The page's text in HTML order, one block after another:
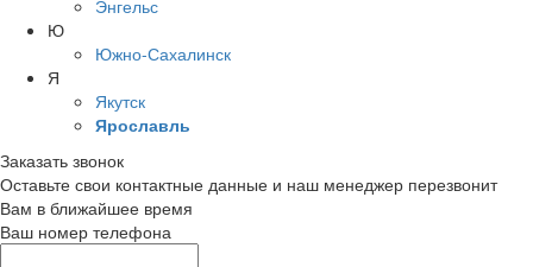
Энгельс
Ю
Южно-Сахалинск
Я
Якутск
Ярославль
Заказать звонок
Оставьте свои контактные данные и наш менеджер перезвонит
Вам в ближайшее время
Ваш номер телефона